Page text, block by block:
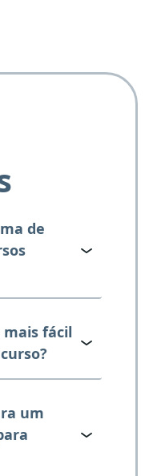
de
fácil
um